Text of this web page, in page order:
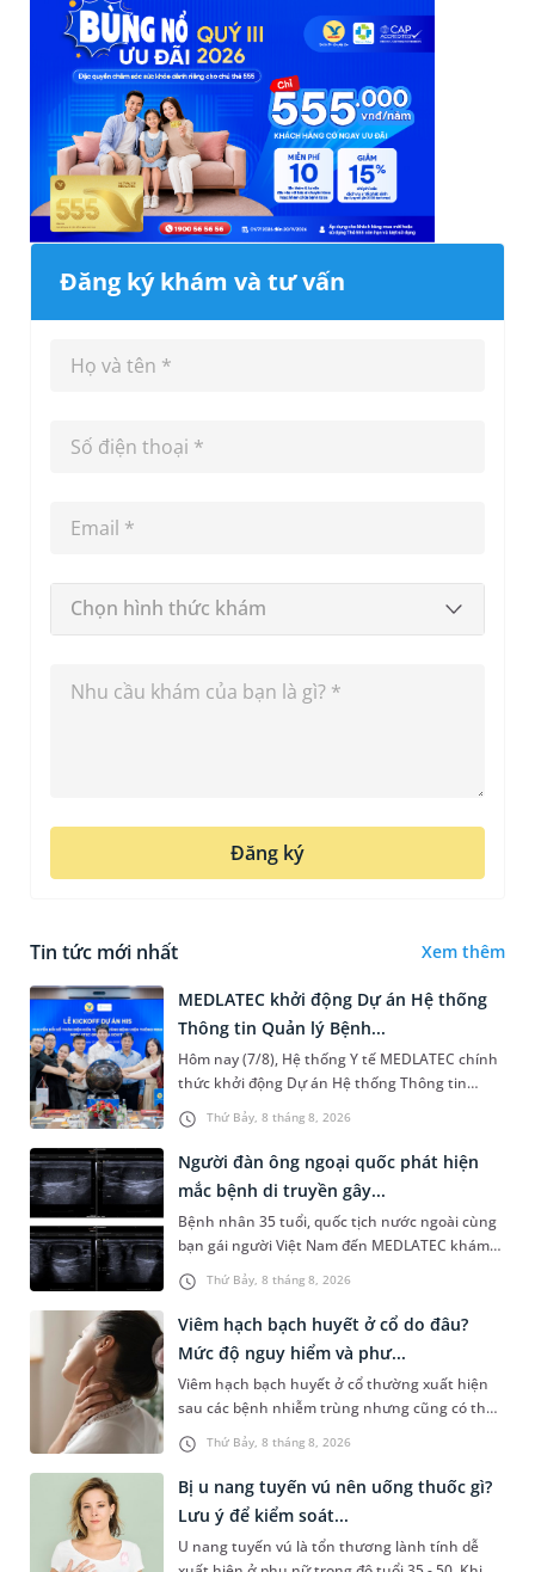
Đăng ký khám và tư vấn
Chọn hình thức khám
Đăng ký
Tin tức mới nhất Xem thêm
Thứ Bảy, 8 tháng 8, 2026
MEDLATEC khởi động Dự án Hệ thống
Thông tin Quản lý Bệnh...
Hôm nay (7/8), Hệ thống Y tế MEDLATEC chính
thức khởi động Dự án Hệ thống Thông tin
Quản lý Bệnh viện (HIS - Hospital Information
System) giai đoạn mới. Dự á...
Thứ Bảy, 8 tháng 8, 2026
Người đàn ông ngoại quốc phát hiện
mắc bệnh di truyền gây...
Bệnh nhân 35 tuổi, quốc tịch nước ngoài cùng
bạn gái người Việt Nam đến MEDLATEC khám
sức khỏe tiền hôn nhân. Qua thăm khám và
làm các xét nghiệm chuyên sâu,...
Thứ Bảy, 8 tháng 8, 2026
Viêm hạch bạch huyết ở cổ do đâu?
Mức độ nguy hiểm và phư...
Viêm hạch bạch huyết ở cổ thường xuất hiện
sau các bệnh nhiễm trùng nhưng cũng có thể
liên quan đến lao hạch hoặc ung thư. Để tìm
hiểu nguyên nhân gây viêm,...
Bị u nang tuyến vú nên uống thuốc gì?
Lưu ý để kiểm soát...
U nang tuyến vú là tổn thương lành tính dễ